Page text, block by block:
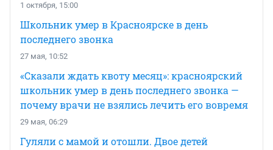
1 октября, 15:00
Школьник умер в Красноярске в день
последнего звонка
27 мая, 10:52
«Сказали ждать квоту месяц»: красноярский
школьник умер в день последнего звонка —
почему врачи не взялись лечить его вовремя
29 мая, 06:29
Гуляли с мамой и отошли. Двое детей